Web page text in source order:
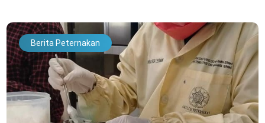
Berita Peternakan